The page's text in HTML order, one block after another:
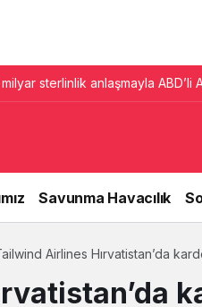
sterlinlik anlaşmayla ABD’li
Savunma Havacılık
Airlines Hırvatistan’da